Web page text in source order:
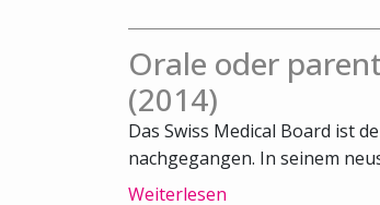
Orale oder
(2014)
Das Swiss Medical Board ist
nachgegangen. In seinem
Weiterlesen